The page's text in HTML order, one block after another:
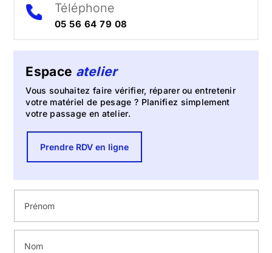
Téléphone
05 56 64 79 08
Espace atelier
Vous souhaitez faire vérifier, réparer ou entretenir
votre matériel de pesage ? Planifiez simplement
votre passage en atelier.
Prendre RDV en ligne